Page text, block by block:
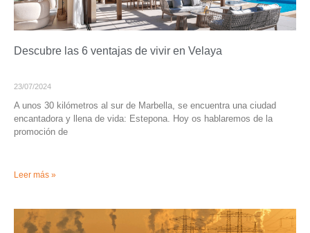
Descubre las 6 ventajas de vivir en Velaya
23/07/2024
A unos 30 kilómetros al sur de Marbella, se encuentra una ciudad
encantadora y llena de vida: Estepona. Hoy os hablaremos de la
promoción de
Leer más »